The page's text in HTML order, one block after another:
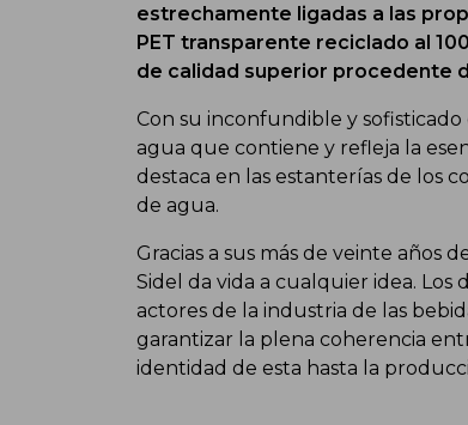
estrechamente ligadas a las
PET transparente reciclado al
de calidad superior procedente
Con su inconfundible y
agua que contiene y refleja la
destaca en las estanterías de los
de agua.
Gracias a sus más de veinte años
Sidel da vida a cualquier idea.
actores de la industria de las
garantizar la plena coherencia
identidad de esta hasta la